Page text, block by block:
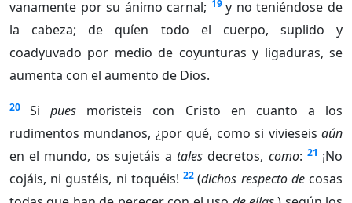
vanamente por su ánimo carnal; 19 y no teniéndose de
la cabeza; de quíen todo el cuerpo, suplido y
coadyuvado por medio de coyunturas y ligaduras, se
aumenta con el aumento de Dios.
20 Sipues moristeis con Cristo en cuanto a los
rudimentos mundanos, ¿por qué, como si vivieseis aún
en el mundo, os sujetáis atales decretos, como: 21 ¡No
cojáis, ni gustéis, ni toquéis! 22 (dichos respecto decosas